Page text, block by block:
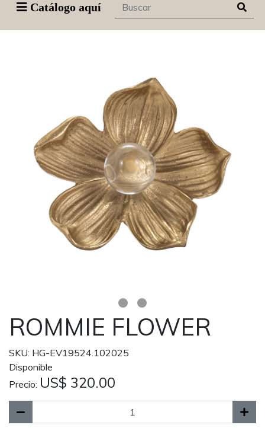
Catálogo aquí
ROMMIE FLOWER
SKU: HG-EV19524.102025
Disponible
Precio: US$ 320.00